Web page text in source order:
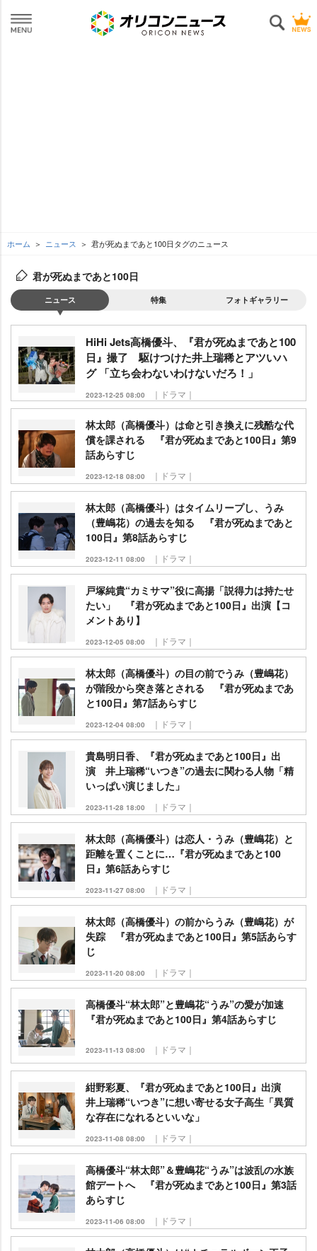
ホーム ニュース 君が死ぬまであと100日タグのニュース
君が死ぬまであと100日
ニュース 特集 フォトギャラリー
HiHi Jets高橋優斗、『君が死ぬまであと100
日』撮了 駆けつけた井上瑞稀とアツいハ
グ 「立ち会わないわけないだろ！」
2023-12-25 08:00 ｜ドラマ｜
林太郎（高橋優斗）は命と引き換えに残酷な代
償を課される 『君が死ぬまであと100日』第9
話あらすじ
2023-12-18 08:00 ｜ドラマ｜
林太郎（高橋優斗）はタイムリープし、うみ
（豊嶋花）の過去を知る 『君が死ぬまであと
100日』第8話あらすじ
2023-12-11 08:00 ｜ドラマ｜
戸塚純貴“カミサマ”役に高揚「説得力は持たせ
たい」 『君が死ぬまであと100日』出演【コ
メントあり】
2023-12-05 08:00 ｜ドラマ｜
林太郎（高橋優斗）の目の前でうみ（豊嶋花）
が階段から突き落とされる 『君が死ぬまであ
と100日』第7話あらすじ
2023-12-04 08:00 ｜ドラマ｜
貴島明日香、『君が死ぬまであと100日』出
演 井上瑞稀“いつき”の過去に関わる人物「精
いっぱい演じました」
2023-11-28 18:00 ｜ドラマ｜
林太郎（高橋優斗）は恋人・うみ（豊嶋花）と
距離を置くことに…『君が死ぬまであと100
日』第6話あらすじ
2023-11-27 08:00 ｜ドラマ｜
林太郎（高橋優斗）の前からうみ（豊嶋花）が
失踪 『君が死ぬまであと100日』第5話あらす
じ
2023-11-20 08:00 ｜ドラマ｜
高橋優斗“林太郎”と豊嶋花“うみ”の愛が加速
『君が死ぬまであと100日』第4話あらすじ
2023-11-13 08:00 ｜ドラマ｜
紺野彩夏、『君が死ぬまであと100日』出演
井上瑞稀“いつき”に想い寄せる女子高生「異質
な存在になれるといいな」
2023-11-08 08:00 ｜ドラマ｜
高橋優斗“林太郎”＆豊嶋花“うみ”は波乱の水族
館デートへ 『君が死ぬまであと100日』第3話
あらすじ
2023-11-06 08:00 ｜ドラマ｜